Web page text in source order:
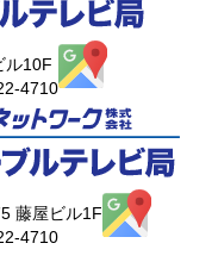
ル10F
4710
藤屋ビル1F
4710